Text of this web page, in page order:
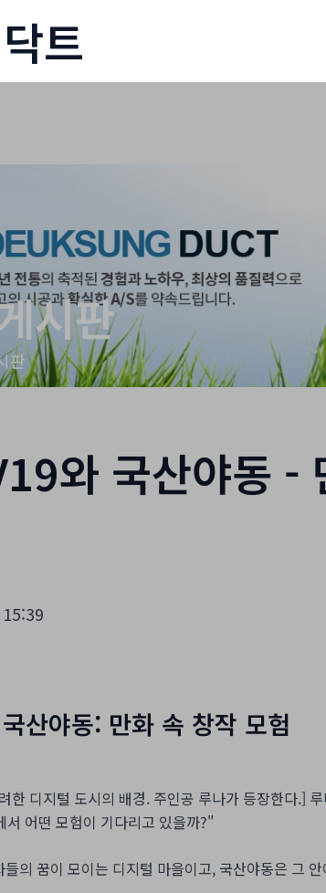
트
시판
판
와 국산야동 -
산야동: 만화 속 창작 모험
한 디지털 도시의 배경. 주인공 루나가 등장한다.]
서 어떤 모험이 기다리고 있을까?"
들의 꿈이 모이는 디지털 마을이고, 국산야동은 그